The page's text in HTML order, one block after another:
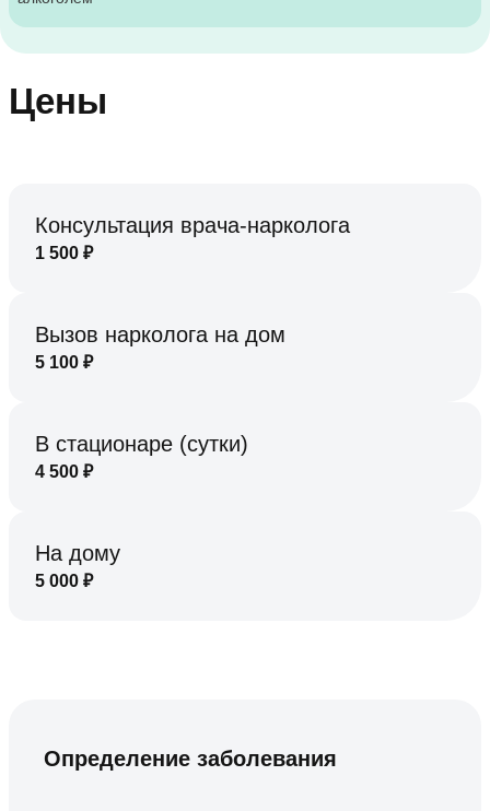
Цены
Консультация врача-нарколога
1 500 ₽
Вызов нарколога на дом
5 100 ₽
В стационаре (сутки)
4 500 ₽
На дому
5 000 ₽
Определение заболевания